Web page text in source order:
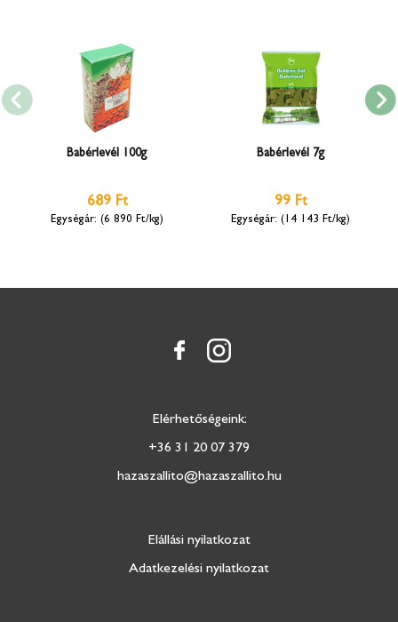
Babérlevél 100g
689 Ft
(6 890 Ft/kg)
Babérlevél 7g
99 Ft
(14 143 Ft/kg)
Elérhetőségeink:
+36 31 20 07 379
hazaszallito@hazaszallito.hu
Elállási nyilatkozat
Adatkezelési nyilatkozat